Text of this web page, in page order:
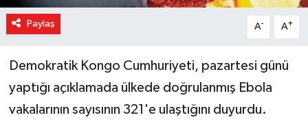
Paylaş A- A+
Demokratik Kongo Cumhuriyeti, pazartesi günü
yaptığı açıklamada ülkede doğrulanmış Ebola
vakalarının sayısının 321'e ulaştığını duyurdu.
Siyaset
Son Dakika
Spor